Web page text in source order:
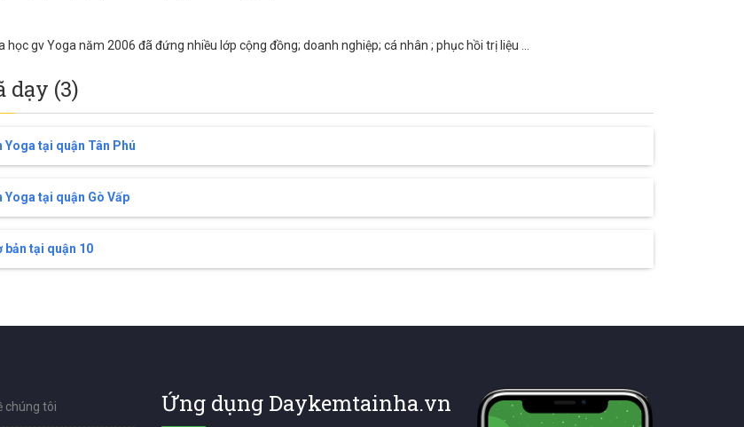
học gv Yoga năm 2006 đã đứng nhiều lớp cộng đồng; doanh nghiệp; cá nhân ; phục hồi trị liệu ...
dạy (3)
Yoga tại quận Tân Phú
Yoga tại quận Gò Vấp
bản tại quận 10
chúng tôi Ứng dụng Daykemtainha.vn